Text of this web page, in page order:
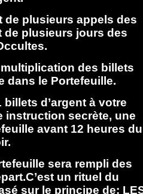
de plusieurs appels des
de plusieurs jours des
des billets
dans le Portefeuille.
d’argent à votre
instruction secrète, une
avant 12 heures du
sera rempli des
un rituel du
sur le principe de: